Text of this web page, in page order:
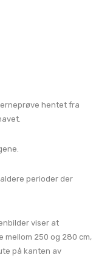
hentet fra
perioder der
viser at
mellom 250 og 280 cm,
på kanten av